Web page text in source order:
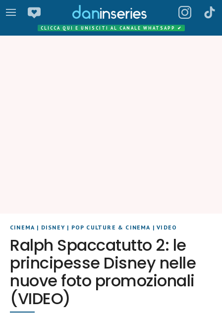
CLICCA QUI E UNISCITI AL CANALE WHATSAPP ✔
CINEMA | DISNEY | POP CULTURE & CINEMA |VIDEO
Ralph Spaccatutto 2: le
principesse Disney nelle
nuove foto promozionali
(VIDEO)